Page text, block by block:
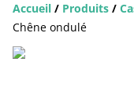
Accueil / Produits /
Chêne ondulé